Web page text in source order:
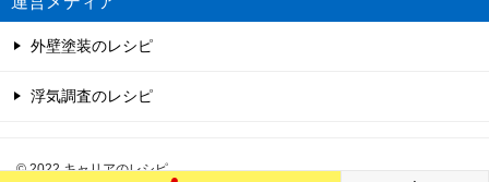
外壁塗装のレシピ
浮気調査のレシピ
© 2022 キャリアのレシピ